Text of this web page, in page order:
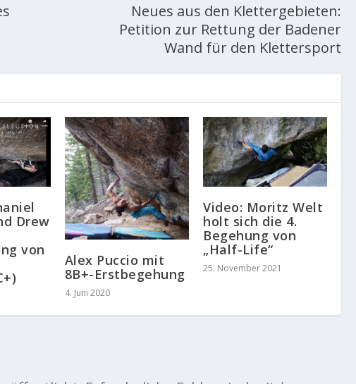
Neues aus den Klettergebieten:
Petition zur Rettung der Badener
Wand für den Klettersport
Drew
von
Alex Puccio mit
8B+-Erstbegehung
4. Juni 2020
Video: Moritz Welt
holt sich die 4.
Begehung von
„Half-Life“
25. November 2021